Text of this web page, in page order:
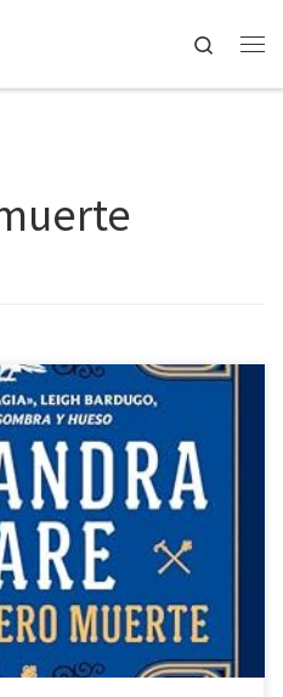
Search
entrega de la serie Crónicas de
a este mundo en
ocurrida en el palacio, la
que busca una solución
tiembla. […]